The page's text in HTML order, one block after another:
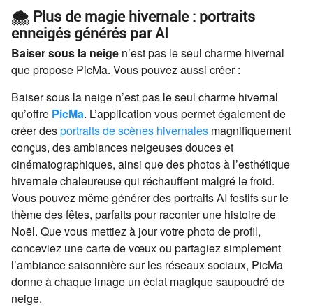
🌨️ Plus de magie hivernale : portraits
enneigés générés par AI
Baiser sous la neige n’est pas le seul charme hivernal
que propose PicMa. Vous pouvez aussi créer :
Baiser sous la neige n’est pas le seul charme hivernal
qu’offre PicMa. L’application vous permet également de
créer desportraits de scènes hivernales magnifiquement
conçus, des ambiances neigeuses douces et
cinématographiques, ainsi que des photos à l’esthétique
hivernale chaleureuse qui réchauffent malgré le froid.
Vous pouvez même générer des portraits AI festifs sur le
thème des fêtes, parfaits pour raconter une histoire de
Noël. Que vous mettiez à jour votre photo de profil,
conceviez une carte de vœux ou partagiez simplement
l’ambiance saisonnière sur les réseaux sociaux, PicMa
donne à chaque image un éclat magique saupoudré de
neige.